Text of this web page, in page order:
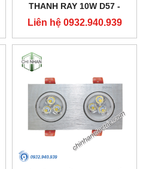
THANH RAY 10W D57 -
DIA1101 - DUHAL
Liên hệ 0932.940.939